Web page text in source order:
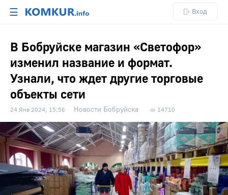
☰ Вход
В Бобруйске магазин «Светофор»
изменил название и формат.
Узнали, что ждет другие торговые
объекты сети
24 Янв 2024, 15:56 Новости Бобруйска 14710